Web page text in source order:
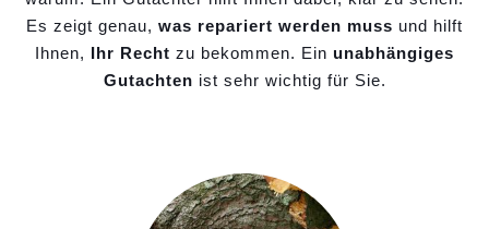
Es zeigt genau, was repariert werden muss und hilft
Ihnen, Ihr Recht zu bekommen. Ein unabhängiges
Gutachten ist sehr wichtig für Sie.